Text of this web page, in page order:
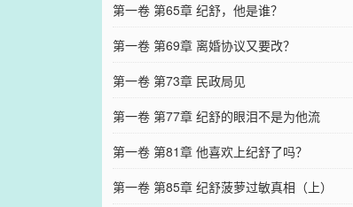
第一卷 第65章 纪舒，他是谁？
第一卷 第69章 离婚协议又要改？
第一卷 第73章 民政局见
第一卷 第77章 纪舒的眼泪不是为他流
第一卷 第81章 他喜欢上纪舒了吗？
第一卷 第85章 纪舒菠萝过敏真相（上）